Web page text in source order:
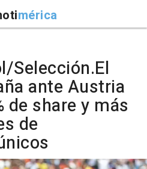
mérica
Selección.El
ante Austria
de share y más
de